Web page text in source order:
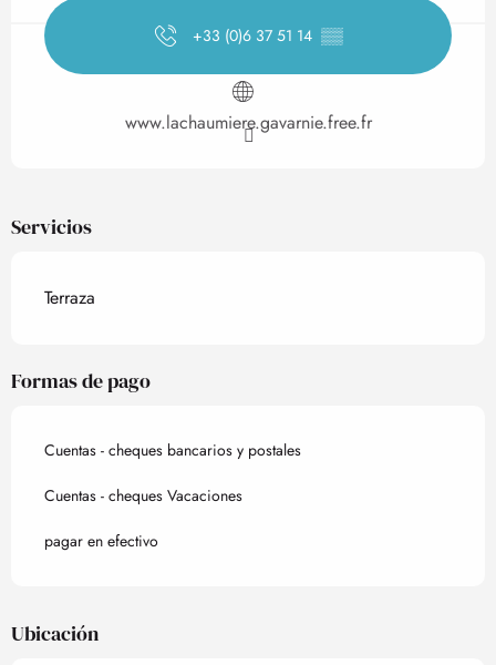
+33 (0)6 37 51 14 ▒▒
www.lachaumiere.gavarnie.free.fr
Servicios
Terraza
Formas de pago
Cuentas - cheques bancarios y postales
Cuentas - cheques Vacaciones
pagar en efectivo
Ubicación